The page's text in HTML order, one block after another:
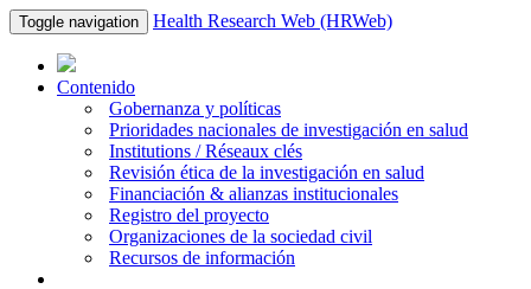
Toggle navigation Health Research Web (HRWeb)
Contenido
Gobernanza y políticas
Prioridades nacionales de investigación en salud
Institutions / Réseaux clés
Revisión ética de la investigación en salud
Financiación & alianzas institucionales
Registro del proyecto
Organizaciones de la sociedad civil
Recursos de información